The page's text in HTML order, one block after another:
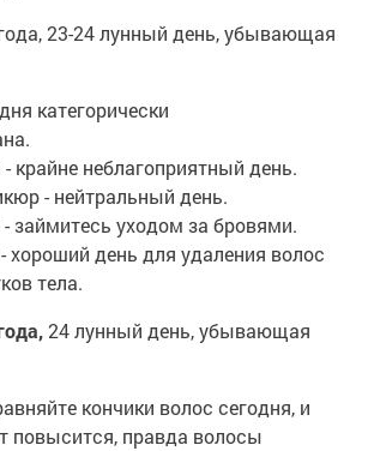
23-24 лунный день, убывающая
категорически
крайне неблагоприятный день.
- нейтральный день.
займитесь уходом за бровями.
хороший день для удаления волос
тела.
24 лунный день, убывающая
кончики волос сегодня, и
повысится, правда волосы